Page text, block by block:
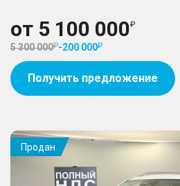
от 5 100 000
5 300 000 -200 000
Получить предложение
Продан